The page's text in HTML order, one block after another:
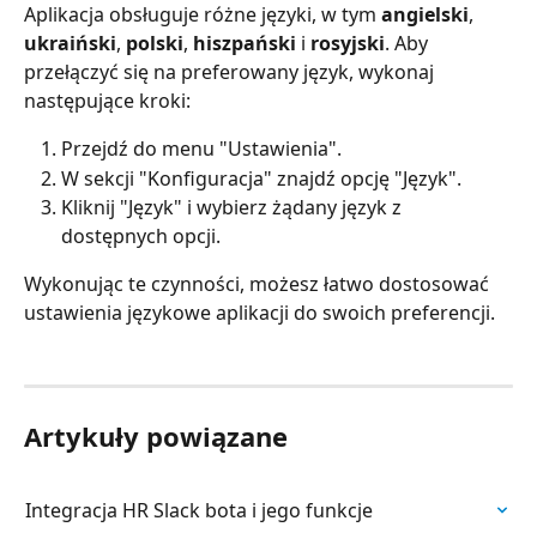
Aplikacja obsługuje różne języki, w tym angielski,
ukraiński, polski, hiszpański i rosyjski. Aby
przełączyć się na preferowany język, wykonaj
następujące kroki:
Przejdź do menu "Ustawienia".
W sekcji "Konfiguracja" znajdź opcję "Język".
Kliknij "Język" i wybierz żądany język z
dostępnych opcji.
Wykonując te czynności, możesz łatwo dostosować
ustawienia językowe aplikacji do swoich preferencji.
Artykuły powiązane
Integracja HR Slack bota i jego funkcje